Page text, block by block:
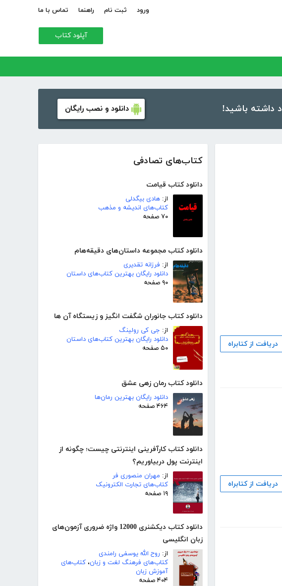
ورود ثبت نام راهنما تماس با ما
آپلود کتاب
دانلود و نصب رایگان
کتاب‌های تصادفی
دانلود کتاب قیامت
از: هادی بیگدلی
کتاب‌های اندیشه و مذهب
۷۰ صفحه
دانلود کتاب مجموعه داستان‌های دقیقه‌هام
از: فرزانه تقدیری
دانلود رایگان بهترین کتاب‌های داستان
۹۰ صفحه
دانلود کتاب جانوران شگفت انگیز و زیستگاه آن ها
از: جی کی رولینگ
دانلود رایگان بهترین کتاب‌های داستان
۵۰ صفحه
دانلود کتاب رمان زهی عشق
دانلود رایگان بهترین رمان‌ها
۴۶۴ صفحه
دانلود کتاب کارآفرینی اینترنتی چیست؛ چگونه از
اینترنت پول دربیاوریم؟
از: مهران منصوری فر
کتاب‌های تجارت الکترونیک
۱۹ صفحه
دانلود کتاب دیکشنری 12000 واژه ضروری آزمون‌های
زبان انگلیسی
از: روح الله یوسفی رامندی
کتاب‌های فرهنگ لغت و زبان، کتاب‌های
آموزش زبان
۴۰۴ صفحه
دریافت از کتابراه
دریافت از کتابراه